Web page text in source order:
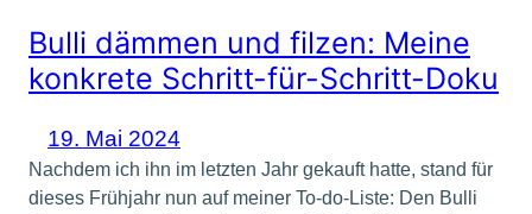
Bulli dämmen und filzen: Meine
konkrete Schritt-für-Schritt-Doku
19. Mai 2024
Nachdem ich ihn im letzten Jahr gekauft hatte, stand für
dieses Frühjahr nun auf meiner To-do-Liste: Den Bulli